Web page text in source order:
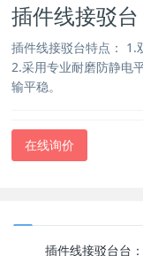
插件线接驳台
插件线接驳台特点： 1.
2.采用专业耐磨防静电
输平稳。
在线询价
插件线接驳台台：